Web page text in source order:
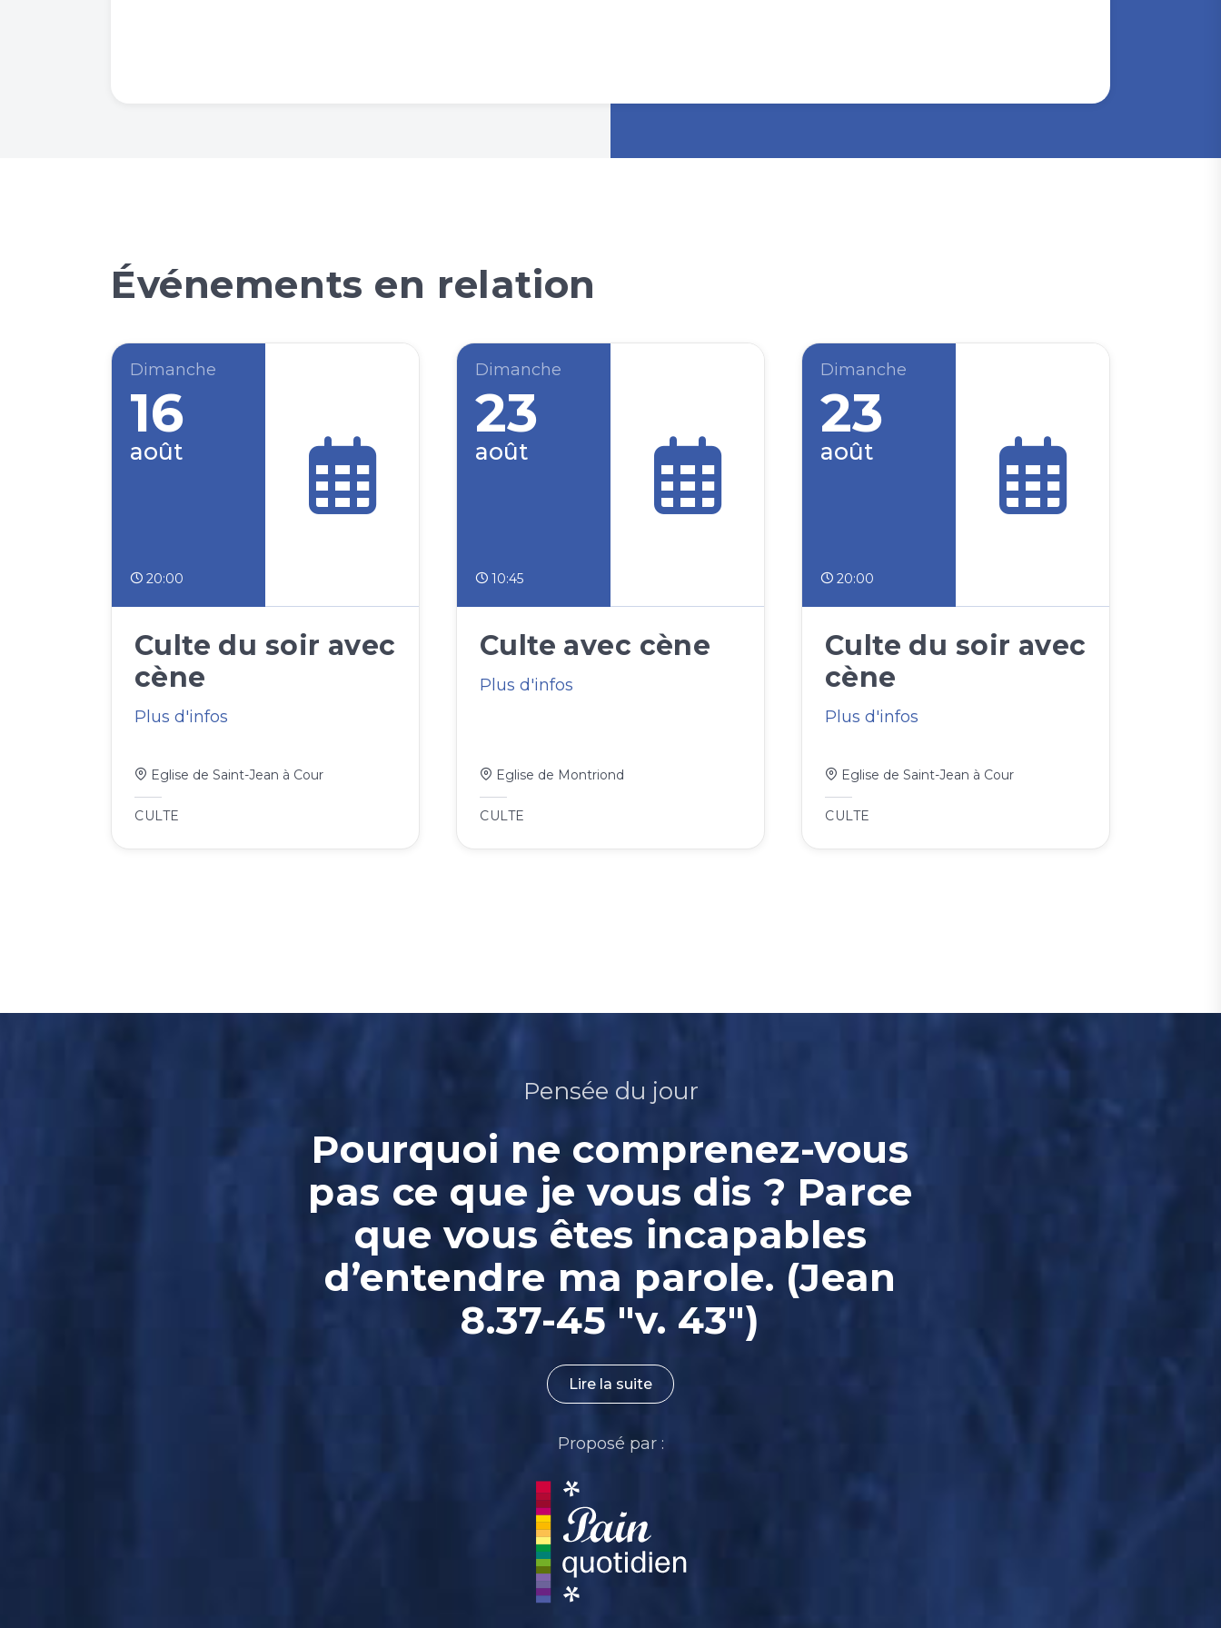
Événements en relation
Dimanche
16
août
20:00
Culte du soir avec
cène
Plus d'infos
Eglise de Saint-Jean à Cour
CULTE
Dimanche
23
août
10:45
Culte avec cène
Plus d'infos
Eglise de Montriond
CULTE
Dimanche
23
août
20:00
Culte du soir avec
cène
Plus d'infos
Eglise de Saint-Jean à Cour
CULTE
Pensée du jour
Pourquoi ne comprenez-vous
pas ce que je vous dis ? Parce
que vous êtes incapables
d’entendre ma parole. (Jean
8.37-45 "v. 43")
Lire la suite
Proposé par :